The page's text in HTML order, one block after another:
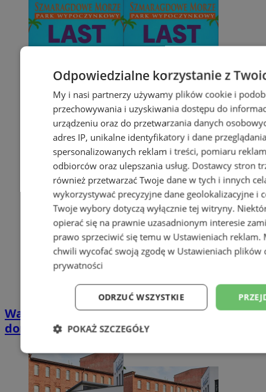
Wakacyjny wypoczynek nad Bałtykiem w
domkach Szmaragdowe Morze
Odpowiedzialne korzystanie z
My i nasi partnerzy używamy plików cookie i
przechowywania i uzyskiwania dostępu do
urządzeniu oraz do przetwarzania danych
adres IP, unikalne identyfikatory i dane
spersonalizowanych reklam i treści, pomiaru
odbiorców oraz ulepszania usług. Dostawcy stron
również przetwarzać Twoje dane w tych i innych
wykorzystywać precyzyjne dane geolokalizacyjne i
Twoje wybory dotyczą wyłącznie tej witryny.
opierać się na prawnie uzasadnionym interesie
prawo sprzeciwić się temu w Ustawieniach reklam.
chwili wycofać swoją zgodę w Ustawieniach plików
prywatności
ODRZUĆ WSZYSTKIE
POKAŻ SZCZEGÓŁY
Niezbędne Wydajność